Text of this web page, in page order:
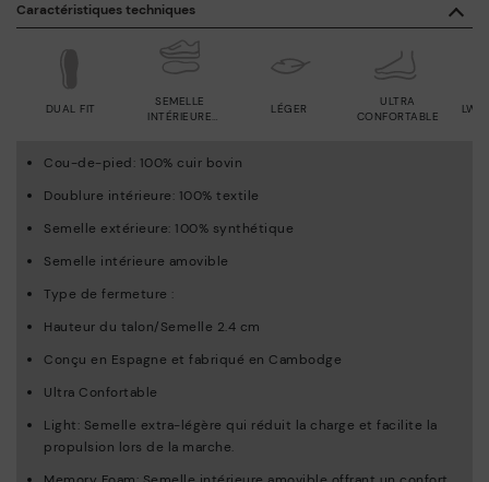
Caractéristiques techniques
LÉGER
SEMELLE
INTÉRIEURE
ULTRA
CONFORTABLE
DUAL FIT
Cou-de-pied: 100% cuir bovin
Doublure intérieure: 100% textile
Semelle extérieure: 100% synthétique
Semelle intérieure amovible
Type de fermeture :
Hauteur du talon/Semelle 2.4 cm
Conçu en Espagne et fabriqué en Cambodge
Ultra Confortable
Light: Semelle extra-légère qui réduit la charge et facilite la
propulsion lors de la marche.